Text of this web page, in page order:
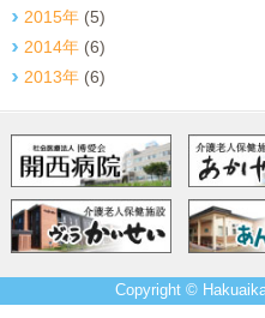
2015年 (5)
2014年 (6)
2013年 (6)
Copyright ©